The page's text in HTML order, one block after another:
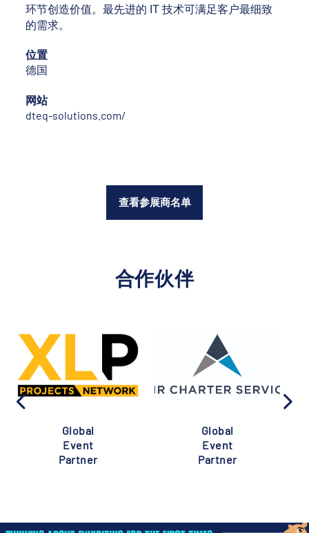
环节创造价值。最先进的 IT 技术可满足客户最细致
的需求。
位置
德国
网站
dteq-solutions.com/
查看参展商名单
合作伙伴
Global
Event
Partner
Global
Event
Partner